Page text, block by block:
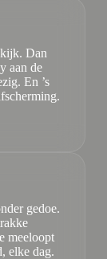
Dan
aan de
En ’s
gedoe.
meeloopt
elke dag.